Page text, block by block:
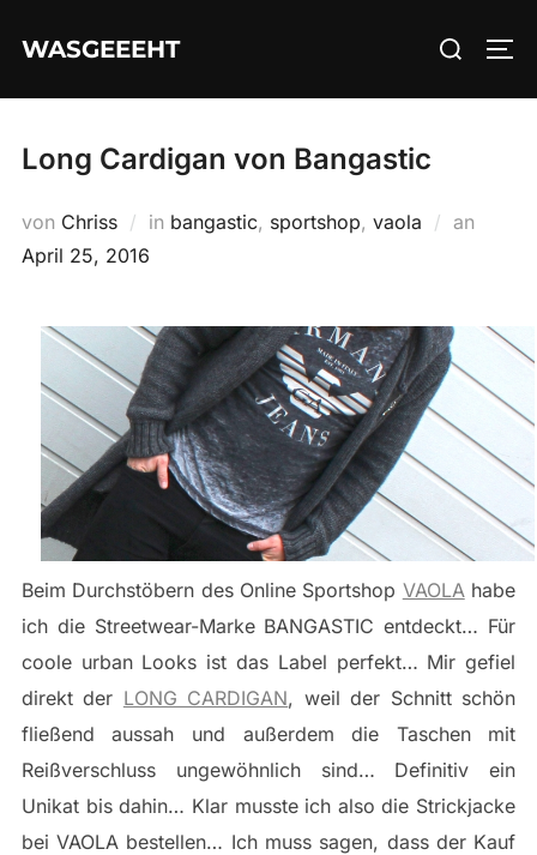
InhaltWASGEEEHT
Suchen
Long Cardigan von Bangastic
von Chriss in bangastic, sportshop, vaola an
April 25, 2016
Beim Durchstöbern des Online Sportshop VAOLA habe
ich die Streetwear-Marke BANGASTIC entdeckt… Für
coole urban Looks ist das Label perfekt… Mir gefiel
direkt der LONG CARDIGAN, weil der Schnitt schön
fließend aussah und außerdem die Taschen mit
Reißverschluss ungewöhnlich sind… Definitiv ein
Unikat bis dahin… Klar musste ich also die Strickjacke
bei VAOLA bestellen… Ich muss sagen, dass der Kauf